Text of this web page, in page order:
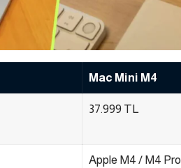
Mac Mini M4
37.999 TL
Apple M4 / M4 Pro